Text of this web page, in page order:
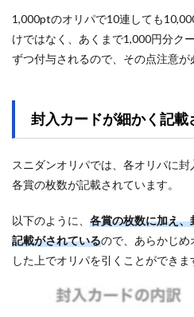
1,000ptのオリパで10連しても
けではなく、あくまで1,000円分ク
ずつ付与されるので、その点注意が
封入カードが細かく記載
スニダンオリパでは、各オリパに
各賞の枚数が記載されています。
以下のように、 各賞の枚数に加え
記載がされているので、あらかじ
した上でオリパを引くことができま